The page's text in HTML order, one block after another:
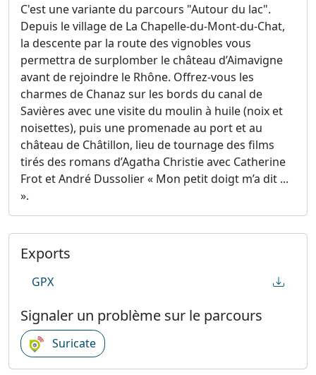
C'est une variante du parcours "Autour du lac".
Depuis le village de La Chapelle-du-Mont-du-Chat,
la descente par la route des vignobles vous
permettra de surplomber le château d’Aimavigne
avant de rejoindre le Rhône. Offrez-vous les
charmes de Chanaz sur les bords du canal de
Savières avec une visite du moulin à huile (noix et
noisettes), puis une promenade au port et au
château de Châtillon, lieu de tournage des films
tirés des romans d’Agatha Christie avec Catherine
Frot et André Dussolier « Mon petit doigt m’a dit ...
».
Exports
GPX
Signaler un problème sur le parcours
Suricate